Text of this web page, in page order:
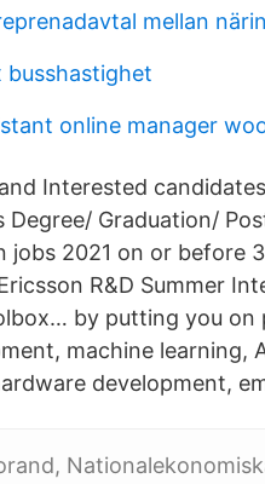
mellan
busshastighet
online manager
Interested
Degree/ Graduation/
jobs 2021 on or before
R&D Summer
by putting you on
machine learning,
development,